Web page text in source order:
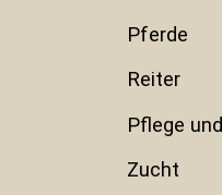
pferde
reiter
pflege
zucht